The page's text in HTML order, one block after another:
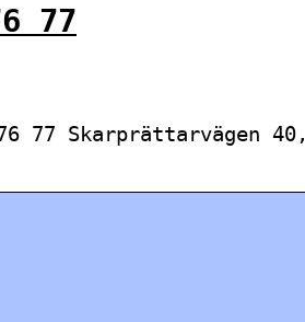
77
77 Skarprättarvägen 40,